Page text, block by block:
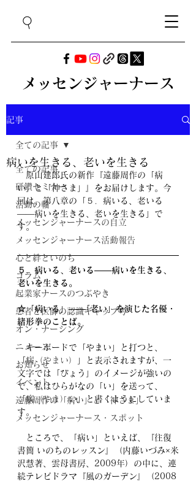
メッセンジャーナース
記事
全ての記事
研鑽セミナー
活動の輪
メッセンジャーナースの自立
メッセンジャーナース活動報告
心と絆といのち
コラム
起業家ナースのつぶやき
患者と医師の認識ギャップ考
オン・ナーシング
ニュース
お知らせ
イベント
遠藤周作の「病い」と「神さま」
メッセンジャーナース・スポット
全ての記事
病いを生きる、老いを生きる
原山建郎氏の新作『遠藤周作の「病
い」と「神さま」』をお届けします。今
回は、第八章の「
５． 病いる、老いる
――病いを生きる、老いを生きる 」で
す。
５． 病いる、老いる――病いを生きる、
老いを生きる。
☆「病いる」――｢老い」を演じた名優・
緒形拳のことば。
キーボードで「やまい」と打つと、
「病（やまい）
」と表示されますが、一
文字では「びょう」のイメージが強いの
で、私はひらがなの「い」を送って、
「病（やま）い」と書くようにしていま
す。
ところで、「病い」といえば、『往復
書簡 いのちのレッスン』（内藤いづみ×米
沢慧著、雲母書房、2009年）の中に、連
続テレビドラマ『風のガーデン』（2008